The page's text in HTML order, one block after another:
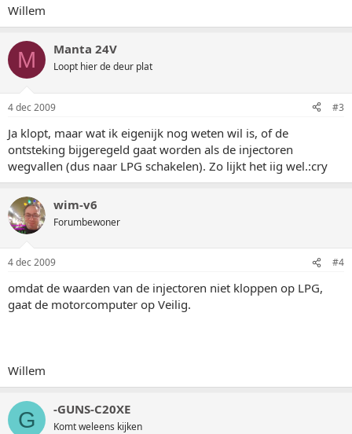
Willem
M Manta 24V
Loopt hier de deur plat
4 dec 2009 #3
Ja klopt, maar wat ik eigenijk nog weten wil is, of de
ontsteking bijgeregeld gaat worden als de injectoren
wegvallen (dus naar LPG schakelen). Zo lijkt het iig wel.:cry
wim-v6
Forumbewoner
4 dec 2009 #4
omdat de waarden van de injectoren niet kloppen op LPG,
gaat de motorcomputer op Veilig.
Willem
G -GUNS-C20XE
Komt weleens kijken